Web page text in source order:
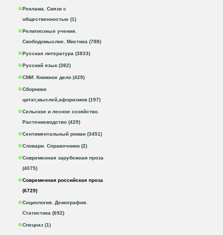
Реклама. Связи с
общественностью (1)
Религиозные учения.
Свободомыслие. Мистика (788)
Русская литература (3833)
Русский язык (382)
СМИ. Книжное дело (429)
Сборники
цитат,мыслей,афоризмов (197)
Сельское и лесное хозяйство.
Растениеводство (429)
Сентиментальный роман (3451)
Словари. Справочники (2)
Современная зарубежная проза
(4075)
Современная российская проза
(6729)
Социология. Демография.
Статистика (692)
Спецназ (1)